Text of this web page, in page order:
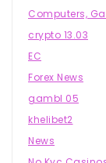
Computers,
crypto 13.03
EC
Forex News
gambl 05
khelibet2
News